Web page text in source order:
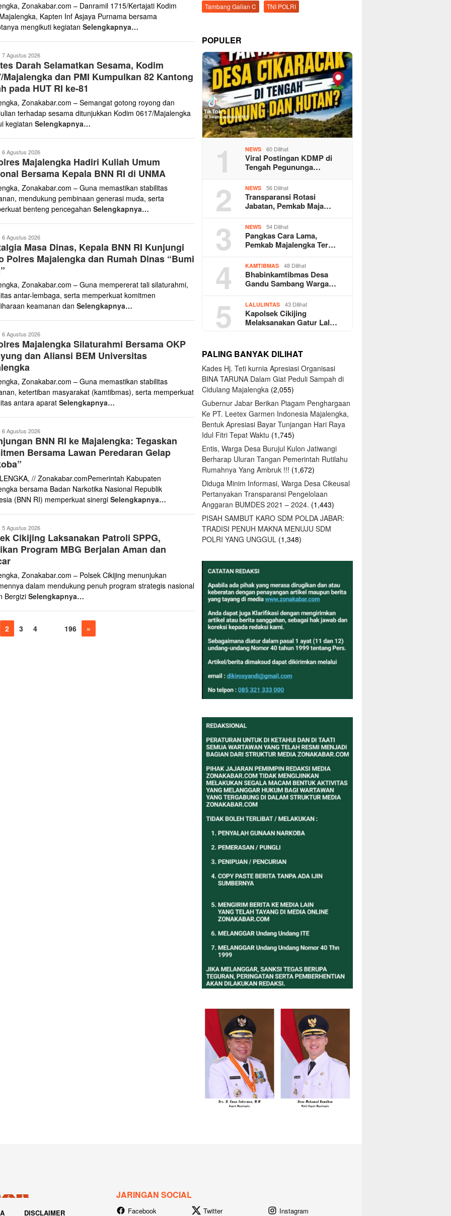
Zonakabar.com – Danramil 1715/Kertajati Kodim
Kapten Inf Asjaya Purnama bersama
mengikuti kegiatan Selengkapnya…
7 Agustus 2026
Darah Selamatkan Sesama, Kodim
Majalengka dan PMI Kumpulkan 82 Kantong
pada HUT RI ke-81
Zonakabar.com – Semangat gotong royong dan
terhadap sesama ditunjukkan Kodim 0617/Majalengka
kegiatan Selengkapnya…
6 Agustus 2026
Majalengka Hadiri Kuliah Umum
Bersama Kepala BNN RI di UNMA
Zonakabar.com – Guna memastikan stabilitas
mendukung pembinaan generasi muda, serta
benteng pencegahan Selengkapnya…
6 Agustus 2026
Masa Dinas, Kepala BNN RI Kunjungi
Polres Majalengka dan Rumah Dinas “Bumi
Zonakabar.com – Guna mempererat tali silaturahmi,
antar-lembaga, serta memperkuat komitmen
keamanan dan Selengkapnya…
6 Agustus 2026
Majalengka Silaturahmi Bersama OKP
dan Aliansi BEM Universitas
Zonakabar.com – Guna memastikan stabilitas
ketertiban masyarakat (kamtibmas), serta memperkuat
antara aparat Selengkapnya…
6 Agustus 2026
BNN RI ke Majalengka: Tegaskan
Bersama Lawan Peredaran Gelap
// Zonakabar.comPemerintah Kabupaten
bersama Badan Narkotika Nasional Republik
(BNN RI) memperkuat sinergi Selengkapnya…
5 Agustus 2026
Cikijing Laksanakan Patroli SPPG,
Program MBG Berjalan Aman dan
Zonakabar.com – Polsek Cikijing menunjukan
dalam mendukung penuh program strategis nasional
Bergizi Selengkapnya…
2 3 4 196 »
Tambang Galian C
TNI POLRI
POPULER
1 NEWS 60 Dilihat
Viral Postingan KDMP di
Tengah Pegununga…
2 NEWS 56 Dilihat
Transparansi Rotasi
Jabatan, Pemkab Maja…
3 NEWS 54 Dilihat
Pangkas Cara Lama,
Pemkab Majalengka Ter…
4 KAMTIBMAS 48 Dilihat
Bhabinkamtibmas Desa
Gandu Sambang Warga…
5 LALULINTAS 43 Dilihat
Kapolsek Cikijing
Melaksanakan Gatur Lal…
PALING BANYAK DILIHAT
Kades Hj. Teti kurnia Apresiasi Organisasi
BINA TARUNA Dalam Giat Peduli Sampah di
Cidulang Majalengka (2,055)
Gubernur Jabar Berikan Piagam Penghargaan
Ke PT. Leetex Garmen Indonesia Majalengka,
Bentuk Apresiasi Bayar Tunjangan Hari Raya
Idul Fitri Tepat Waktu (1,745)
Entis, Warga Desa Burujul Kulon Jatiwangi
Berharap Uluran Tangan Pemerintah Rutilahu
Rumahnya Yang Ambruk !!! (1,672)
Diduga Minim Informasi, Warga Desa Cikeusal
Pertanyakan Transparansi Pengelolaan
Anggaran BUMDES 2021 – 2024. (1,443)
PISAH SAMBUT KARO SDM POLDA JABAR:
TRADISI PENUH MAKNA MENUJU SDM
POLRI YANG UNGGUL (1,348)
DISCLAIMER
JARINGAN SOCIAL
Facebook Twitter Instagram